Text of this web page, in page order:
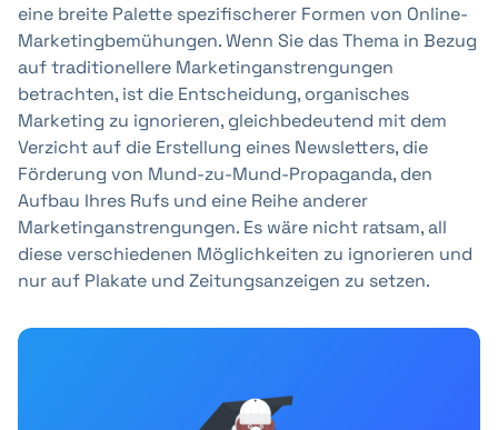
eine breite Palette spezifischerer Formen von Online-
Marketingbemühungen. Wenn Sie das Thema in Bezug
auf traditionellere Marketinganstrengungen
betrachten, ist die Entscheidung, organisches
Marketing zu ignorieren, gleichbedeutend mit dem
Verzicht auf die Erstellung eines Newsletters, die
Förderung von Mund-zu-Mund-Propaganda, den
Aufbau Ihres Rufs und eine Reihe anderer
Marketinganstrengungen. Es wäre nicht ratsam, all
diese verschiedenen Möglichkeiten zu ignorieren und
nur auf Plakate und Zeitungsanzeigen zu setzen.